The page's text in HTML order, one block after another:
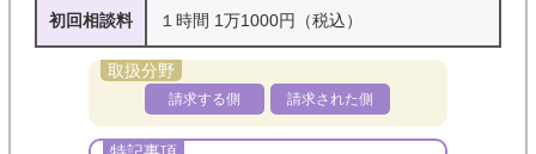
初回相談料 １時間 1万1000円（税込）
請求する側 請求された側